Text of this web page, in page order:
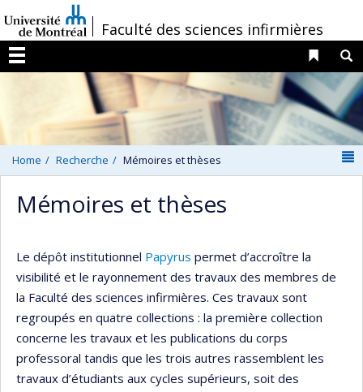
au
contenu
/Faculté des sciences infirmières
Menu
Liens
Home Recherche Mémoires et thèses
Mémoires et thèses
Le dépôt institutionnel Papyrus permet d’accroître la
visibilité et le rayonnement des travaux des membres de
la Faculté des sciences infirmières. Ces travaux sont
regroupés en quatre collections : la première collection
concerne les travaux et les publications du corps
professoral tandis que les trois autres rassemblent les
travaux d’étudiants aux cycles supérieurs, soit des